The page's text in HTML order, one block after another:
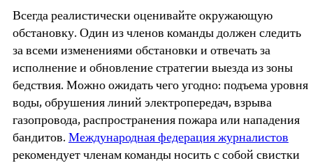
Всегда реалистически оценивайте окружающую
обстановку. Один из членов команды должен следить
за всеми изменениями обстановки и отвечать за
исполнение и обновление стратегии выезда из зоны
бедствия. Можно ожидать чего угодно: подъема уровня
воды, обрушения линий электропередач, взрыва
газопровода, распространения пожара или нападения
бандитов.Международная федерация журналистов
рекомендует членам команды носить с собой свистки